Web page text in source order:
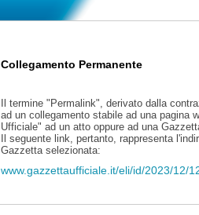
Collegamento Permanente
Il termine "Permalink", derivato dalla
ad un collegamento stabile ad una pagina
Ufficiale" ad un atto oppure ad una
Il seguente link, pertanto, rappresenta
Gazzetta selezionata:
www.gazzettaufficiale.it/eli/id/2023/12/